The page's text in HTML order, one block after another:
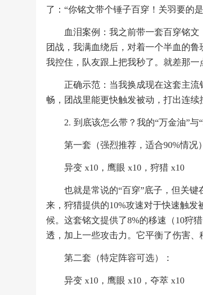
了：“你铭文带个锤子百穿！关羽要的
血泪案例：我之前带一套百穿铭
团战，我满血绕后，对着一个半血的
我控住，队友跟上把我秒了。就差那一
正确示范：当我换成现在这套主
畅，团战里能更快触发被动，打出连续
2. 到底该怎么带？我的“万金油”与
第一套（强烈推荐，适合90%情况
异变 x10，鹰眼 x10，狩猎 x10
也就是常说的“百穿”底子，但关
来，狩猎提供的10%攻速对于快速触
候。这套铭文提供了8%的移速（10狩
透，加上一些攻击力。它平衡了伤害、
第二套（特定阵容可选）：
异变 x10，鹰眼 x10，夺萃 x10